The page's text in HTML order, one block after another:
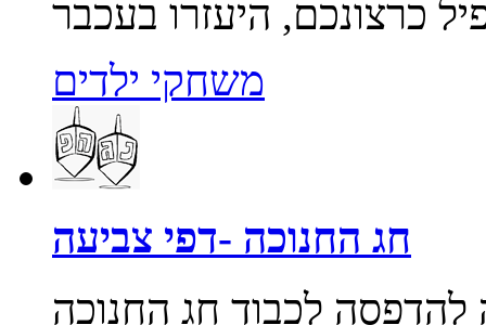
משחקי ילדים
חג החנוכה -דפי צביעה